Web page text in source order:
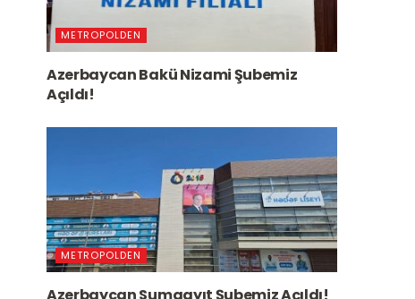
METROPOLDEN
Azerbaycan Bakü Nizami Şubemiz
Açıldı!
METROPOLDEN